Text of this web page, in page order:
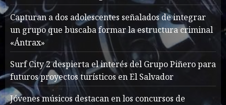
1
MAYO 14, 2024 860
2
What’s Scarier Than the
Sex Talk? Its About Weight
MAYO 14, 2024 862
Capturan a dos adolescentes señalados de integrar
un grupo que buscaba formar la estructura criminal
«Ántrax»
Surf City 2 despierta el interés del Grupo Piñero para
futuros proyectos turísticos en El Salvador
Jóvenes músicos destacan en los concursos de